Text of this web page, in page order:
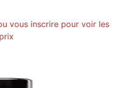
vous inscrire pour voir les
prix